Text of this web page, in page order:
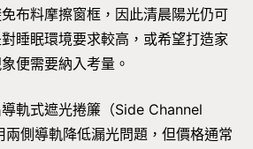
布料摩擦窗框，因此清晨陽光仍可
睡眠環境要求較高，或希望打造家
便需要納入考量。
軌式遮光捲簾（Side Channel
側導軌降低漏光問題，但價格通常